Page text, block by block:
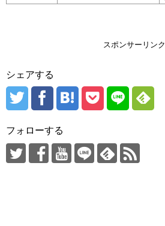
スポンサーリンク
シェアする
フォローする